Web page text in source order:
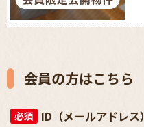
会員の方はこちら
必須 ID（メールアドレス）